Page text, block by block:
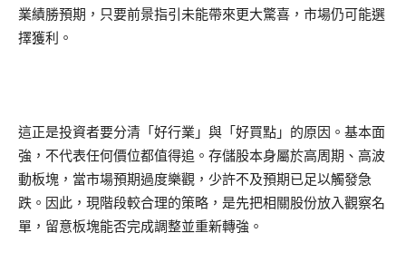
業績勝預期，只要前景指引未能帶來更大驚喜，市場仍可能選
擇獲利。
這正是投資者要分清「好行業」與「好買點」的原因。基本面
強，不代表任何價位都值得追。存儲股本身屬於高周期、高波
動板塊，當市場預期過度樂觀，少許不及預期已足以觸發急
跌。因此，現階段較合理的策略，是先把相關股份放入觀察名
單，留意板塊能否完成調整並重新轉強。